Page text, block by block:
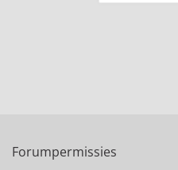
Forumpermissies